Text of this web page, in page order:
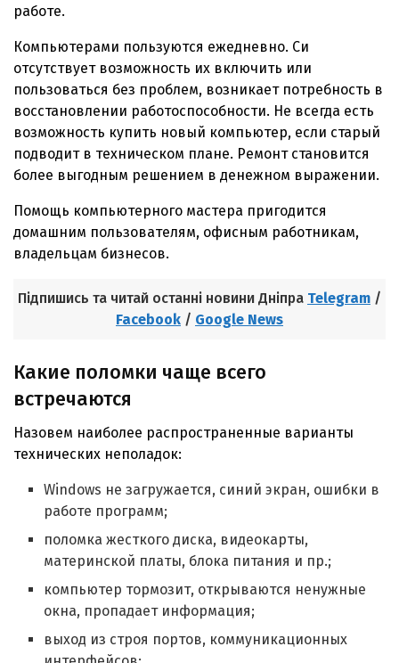
работе.
Компьютерами пользуются ежедневно. Си
отсутствует возможность их включить или
пользоваться без проблем, возникает потребность в
восстановлении работоспособности. Не всегда есть
возможность купить новый компьютер, если старый
подводит в техническом плане. Ремонт становится
более выгодным решением в денежном выражении.
Помощь компьютерного мастера пригодится
домашним пользователям, офисным работникам,
владельцам бизнесов.
Підпишись та читай останні новини Дніпра Telegram /
Facebook / Google News
Какие поломки чаще всего
встречаются
Назовем наиболее распространенные варианты
технических неполадок:
Windows не загружается, синий экран, ошибки в
работе программ;
поломка жесткого диска, видеокарты,
материнской платы, блока питания и пр.;
компьютер тормозит, открываются ненужные
окна, пропадает информация;
выход из строя портов, коммуникационных